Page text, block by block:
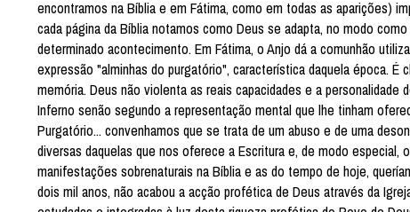
encontramos na Bíblia e em Fátima, como em todas as aparições)
cada página da Bíblia notamos como Deus se adapta, no modo
determinado acontecimento. Em Fátima, o Anjo dá a comunhão
expressão "alminhas do purgatório", característica daquela época.
memória. Deus não violenta as reais capacidades e a
Inferno senão segundo a representação mental que lhe tinham
Purgatório... convenhamos que se trata de um abuso e de uma
diversas daquelas que nos oferece a Escritura e, de modo
manifestações sobrenaturais na Bíblia e as do tempo de hoje,
dois mil anos, não acabou a acção profética de Deus através da